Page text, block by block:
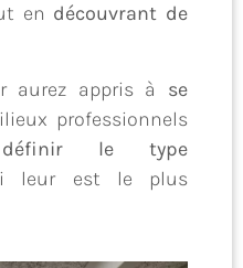
en découvrant de
aurez appris à se
professionnels
définir le type
leur est le plus